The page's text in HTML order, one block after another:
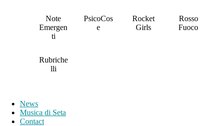
Note
Emergen
ti
PsicoCos
e
Rocket
Girls
Rosso
Fuoco
Rubriche
lli
News
Musica di Seta
Contact